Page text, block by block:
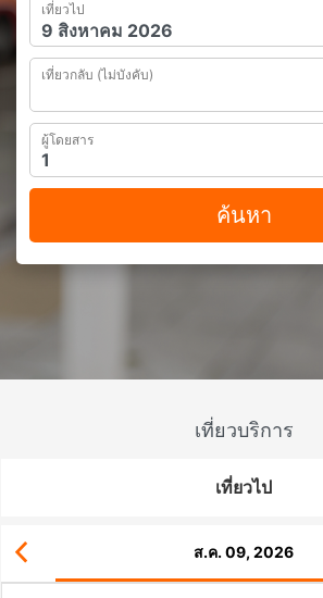
เที่ยวไป
เที่ยวกลับ (ไม่บังคับ)
ผู้โดยสาร
ค้นหา
เที่ยวบริการ
เที่ยวไป
ส.ค. 09, 2026